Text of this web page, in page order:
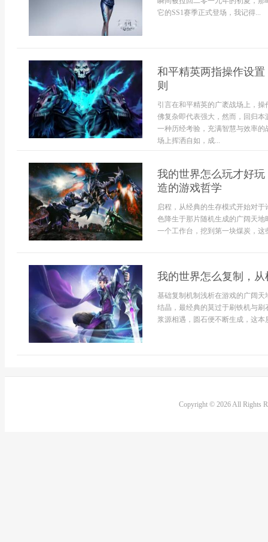
它的SS1赛季正式登场，我记得...
和平精英两指操作设
则
引言在和平精英的广袤战场上，
佛复杂即代表强大，然而，回归
一种历经考验，充满智慧与效率
场上挥洒自如，成...
我的世界怎么玩才好
造的游戏哲学
启程，从经典的生存模式开始对
色降生于那片随机生成的广阔天
一个工作台，挖到第一块煤炭，
我的世界怎么复制，
基础复制机制浅析在游戏的广阔
结晶，最经典的莫过于刷铁机与
浆源相遇，圆石便不断生成，这
Copyright © 2026 All Rights